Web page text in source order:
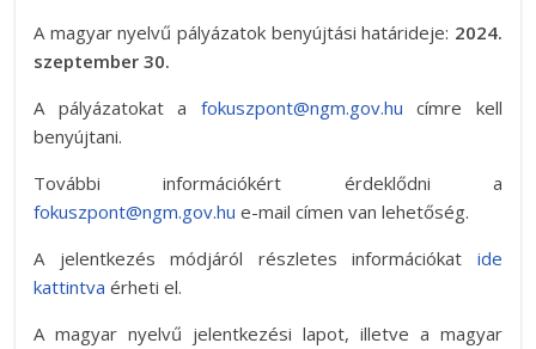
A magyar nyelvű pályázatok benyújtási határideje: 2024.
szeptember 30.
A pályázatokat a fokuszpont@ngm.gov.hu címre kell
benyújtani.
További információkért érdeklődni a
fokuszpont@ngm.gov.hu e-mail címen van lehetőség.
A jelentkezés módjáról részletes információkat ide
kattintva érheti el.
A magyar nyelvű jelentkezési lapot, illetve a magyar